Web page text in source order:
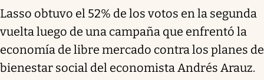
Lasso obtuvo el 52% de los votos en la segunda
vuelta luego de una campaña que enfrentó la
economía de libre mercado contra los planes de
bienestar social del economista Andrés Arauz.